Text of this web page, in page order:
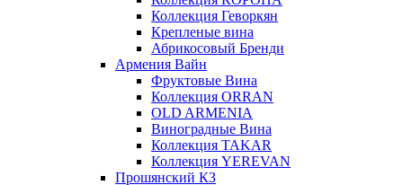
Коллекция Геворкян
Крепленые вина
Абрикосовый Бренди
Армения Вайн
Фруктовые Вина
Коллекция ORRAN
OLD ARMENIA
Виноградные Вина
Коллекция TAKAR
Коллекция YEREVAN
Прошянский КЗ